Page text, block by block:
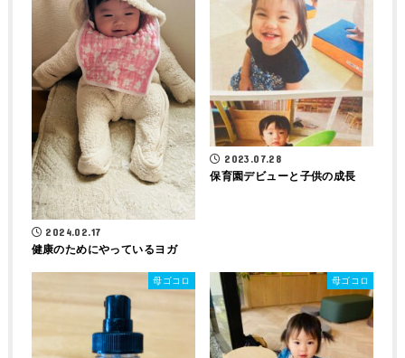
2024.02.17
健康のためにやっているヨガ
2023.07.28
保育園デビューと子供の成長
母ゴコロ 母ゴコロ